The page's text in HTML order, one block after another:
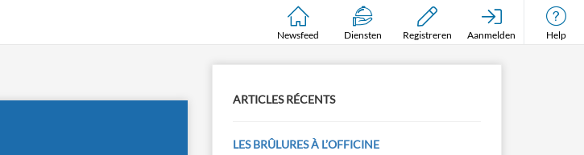
Newsfeed Diensten Registreren Aanmelden Help
ARTICLES RÉCENTS
LES BRÛLURES À L’OFFICINE